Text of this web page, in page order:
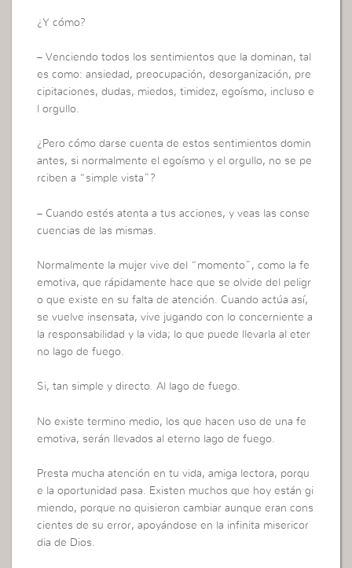
¿Y cómo?
– Venciendo todos los sentimientos que la dominan, tal
es como: ansiedad, preocupación, desorganización, pre
cipitaciones, dudas, miedos, timidez, egoísmo, incluso e
l orgullo.
¿Pero cómo darse cuenta de estos sentimientos domin
antes, si normalmente el egoísmo y el orgullo, no se pe
rciben a “simple vista”?
– Cuando estés atenta a tus acciones, y veas las conse
cuencias de las mismas.
Normalmente la mujer vive del “momento”, como la fe
emotiva, que rápidamente hace que se olvide del peligr
o que existe en su falta de atención. Cuando actúa así,
se vuelve insensata, vive jugando con lo concerniente a
la responsabilidad y la vida; lo que puede llevarla al eter
no lago de fuego.
Si, tan simple y directo. Al lago de fuego.
No existe termino medio, los que hacen uso de una fe
emotiva, serán llevados al eterno lago de fuego.
Presta mucha atención en tu vida, amiga lectora, porqu
e la oportunidad pasa. Existen muchos que hoy están gi
miendo, porque no quisieron cambiar aunque eran cons
cientes de su error, apoyándose en la infinita misericor
dia de Dios.